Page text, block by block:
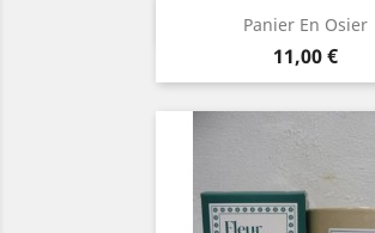
Panier En Osier
Prix
11,00 €
Aperçu rapide